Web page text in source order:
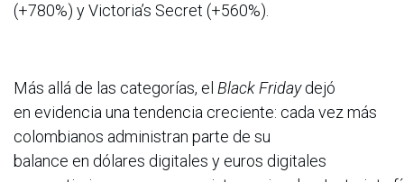
(+780%) y Victoria’s Secret (+560%).
Más allá de las categorías, el Black Fridaydejó
en evidencia una tendencia creciente: cada vez más
colombianos administran parte de su
balance en dólares digitales y euros digitales